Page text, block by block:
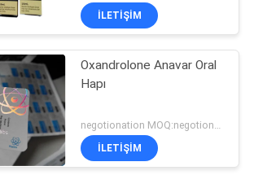
İLETIŞIM
Oxandrolone Anavar Oral
Hapı
İLETIŞIM